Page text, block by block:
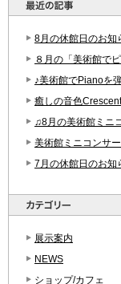
8月の休館日のお知
８月の「美術館で
♪美術館でPianoを
癒しの音色
♫8月の美術館ミニ
美術館ミニコンサ
7月の休館日のお知
展示案内
NEWS
ショップ/カフェ